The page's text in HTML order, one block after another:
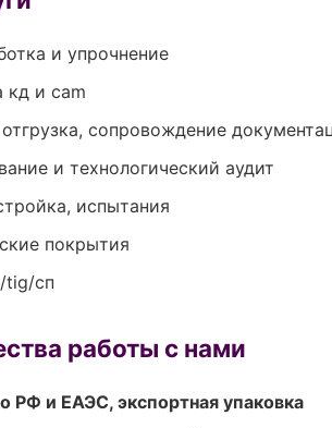
и упрочнение
кд и cam
сопровождение
и технологический аудит
испытания
покрытия
tig/сп
работы с нами
РФ и ЕАЭС, экспортная упаковка